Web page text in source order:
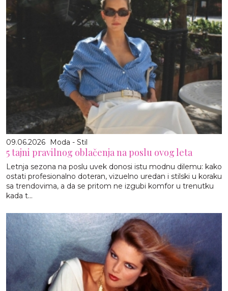
09.06.2026 Moda - Stil
5 tajni pravilnog oblačenja na poslu ovog leta
Letnja sezona na poslu uvek donosi istu modnu dilemu: kako
ostati profesionalno doteran, vizuelno uredan i stilski u koraku
sa trendovima, a da se pritom ne izgubi komfor u trenutku
kada t...